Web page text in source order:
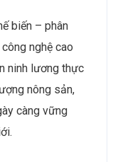
biến – phân
nghệ cao
ninh lương thực
nông sản,
càng vững